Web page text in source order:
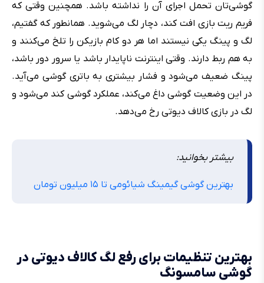
گوشی‌تان تحمل اجرای آن را نداشته باشد. همچنین وقتی که
فریم ریت بازی افت کند، دچار لگ می‌شوید. همانطور که گفتیم،
لگ و پینگ یکی نیستند اما هر دو کام بازیکن را تلخ می‌کنند و
به هم ربط دارند. وقتی اینترنت ناپایدار باشد یا سرور دور باشد،
پینگ ضعیف می‌شود و فشار بیشتری به باتری گوشی می‌آید.
در این وضعیت گوشی داغ می‌کند، عملکرد گوشی کند می‌شود و
لگ در بازی کالاف دیوتی رخ می‌دهد.
بیشتر بخوانید:
بهترین گوشی گیمینگ شیائومی تا ۱۵ میلیون تومان
بهترین تنظیمات برای رفع لگ کالاف دیوتی در
گوشی سامسونگ